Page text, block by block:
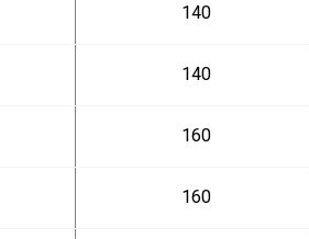
140
140
160
160